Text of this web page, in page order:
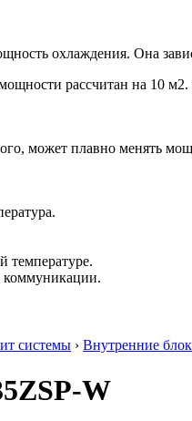
охлаждения. Она
рассчитан на 10
может плавно менять
температуре.
коммуникации.
системы › Внутренние
W